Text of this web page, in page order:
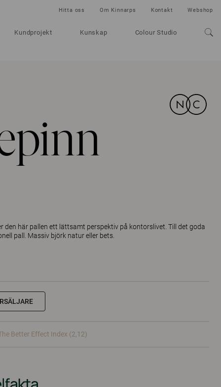
Kundprojekt Kunskap Colour Studio
Hitta oss Om Kinnarps Kontakt Webshop
den här pallen ett lättsamt perspektiv på kontorslivet. Till det goda
pall. Massiv björk natur eller bets.
Better Effect Index (2,12)